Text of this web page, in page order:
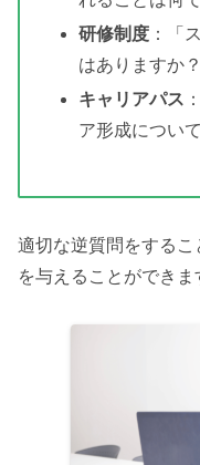
研修制度 ：「
はありますか？
キャリアパス
ア形成につい
適切な逆質問をする
を与えることができま